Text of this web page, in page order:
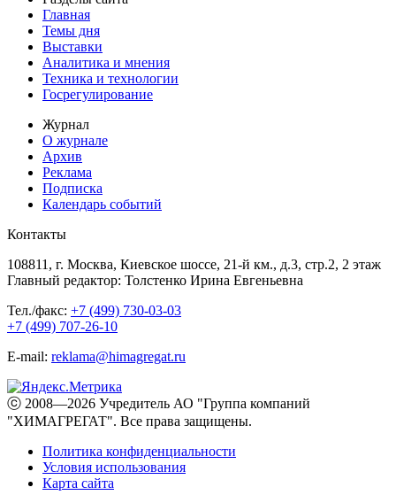
Главная
Темы дня
Выставки
Аналитика и мнения
Техника и технологии
Госрегулирование
Журнал
О журнале
Архив
Реклама
Подписка
Календарь событий
Контакты
108811, г. Москва, Киевское шоссе, 21-й км., д.3, стр.2, 2 этаж
Главный редактор: Толстенко Ирина Евгеньевна
Тел./факс: +7 (499) 730-03-03
+7 (499) 707-26-10
E-mail: reklama@himagregat.ru
ⓒ 2008—2026 Учредитель АО "Группа компаний
"ХИМАГРЕГАТ". Все права защищены.
Политика конфиденциальности
Условия использования
Карта сайта